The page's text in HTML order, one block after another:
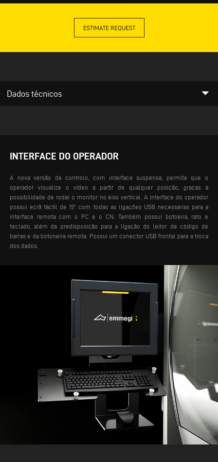
ESTIMATE REQUEST
Dados técnicos arrow_drop_down
INTERFACE DO OPERADOR
A nova versão de controlo, com interface suspensa, permite que o
operador visualize o vídeo a partir de qualquer posição, graças à
possibilidade de rodar o monitor no eixo vertical. A interface do operador
possui ecrã táctil de 15" com todas as ligações USB necessárias para a
interface remota com o PC e o CN. Também possui botoeira, rato e
teclado, além da predisposição para a ligação do leitor de código de
barras e da botoneira remota. Possui um conector USB frontal para a troca
dos dados.